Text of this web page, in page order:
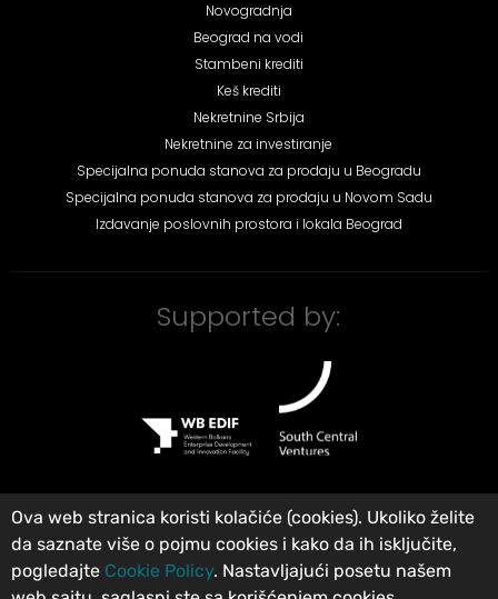
Novogradnja
Beograd na vodi
Stambeni krediti
Keš krediti
Nekretnine Srbija
Nekretnine za investiranje
Specijalna ponuda stanova za prodaju u Beogradu
Specijalna ponuda stanova za prodaju u Novom Sadu
Izdavanje poslovnih prostora i lokala Beograd
Supported by:
©City Expert Global d.o.o Agencija za nekretnine Beograd, Srbija.
Registrovan u Registru posrednika pod brojem: 313. Sva prava zadržana.
Ova web stranica koristi kolačiće (cookies). Ukoliko želite
da saznate više o pojmu cookies i kako da ih isključite,
pogledajte Cookie Policy. Nastavljajući posetu našem